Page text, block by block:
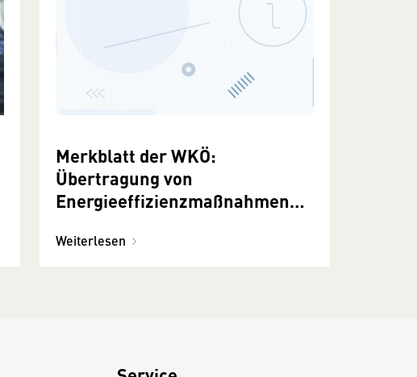
Merkblatt der WKÖ:
Übertragung von
Energieeffizienzmaßnahmen
Weiterlesen